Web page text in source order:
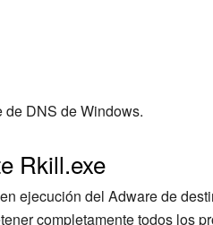
DNS de Windows.
Rkill.exe
ejecución del Adware de
completamente todos los